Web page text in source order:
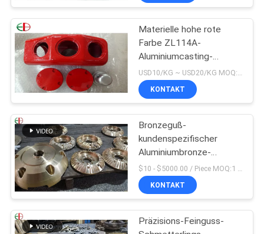
Materielle hohe rote
Farbe ZL114A-
Aluminiumcasting-
Legierungen Alu
Präzisions-EB9147
KONTAKT
Bronzeguß-
kundenspezifischer
Aluminiumbronze-
Ventilkörper C95200
C95210
KONTAKT
Präzisions-Feinguss-